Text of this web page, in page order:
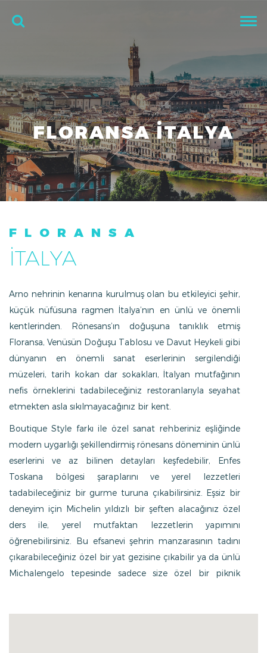
FLORANSA İTALYA
FLORANSA
İTALYA
Arno nehrinin kenarına kurulmuş olan bu etkileyici şehir,
küçük nüfüsuna ragmen İtalya’nın en ünlü ve önemli
kentlerinden. Rönesans’ın doğuşuna tanıklık etmiş
Floransa, Venüsün Doğuşu Tablosu ve Davut Heykeli gibi
dünyanın en önemli sanat eserlerinin sergilendiği
müzeleri, tarih kokan dar sokakları, İtalyan mutfağının
nefis örneklerini tadabileceğiniz restoranlarıyla seyahat
etmekten asla sıkılmayacağınız bir kent.
Boutique Style farkı ile özel sanat rehberiniz eşliğinde
modern uygarlığı şekillendirmiş rönesans döneminin ünlü
eserlerini ve az bilinen detayları keşfedebilir, Enfes
Toskana bölgesi şaraplarını ve yerel lezzetleri
tadabileceğiniz bir gurme turuna çıkabilirsiniz. Eşsiz bir
deneyim için Michelin yıldızlı bir şeften alacağınız özel
ders ile, yerel mutfaktan lezzetlerin yapımını
öğrenebilirsiniz. Bu efsanevi şehrin manzarasının tadını
çıkarabileceğiniz özel bir yat gezisine çıkabilir ya da ünlü
Michalengelo tepesinde sadece size özel bir piknik